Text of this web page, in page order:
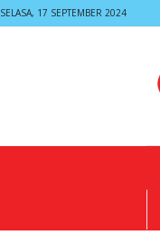
SELASA, 17 SEPTEMBER 2024